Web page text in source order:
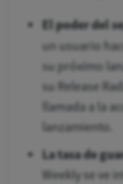
El poder del
un usuario
su próximo
su Release
llamada a la
lanzamiento.
La tasa de
Weekly se ve